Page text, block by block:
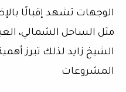
الوجهات تشهد إقبالًا
مثل الساحل الشمالي،
الشيخ زايد لذلك تبرز
المشروعات